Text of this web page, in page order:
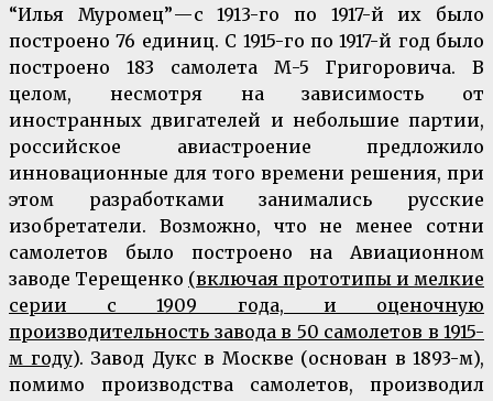
“Илья Муромец” — с 1913-го по 1917-й их было
построено 76 единиц. С 1915-го по 1917-й год было
построено 183 самолета М-5 Григоровича. В
целом, несмотря на зависимость от
иностранных двигателей и небольшие партии,
российское авиастроение предложило
инновационные для того времени решения, при
этом разработками занимались русские
изобретатели. Возможно, что не менее сотни
самолетов было построено на Авиационном
заводе Терещенко (включая прототипы и мелкие
серии с 1909 года, и оценочную
производительность завода в 50 самолетов в 1915-
м году). Завод Дукс в Москве (основан в 1893-м),
помимо производства самолетов, производил